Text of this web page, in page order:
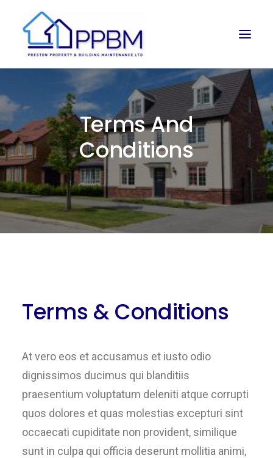
Terms And
Conditions
Terms & Conditions
At vero eos et accusamus et iusto odio
dignissimos ducimus qui blanditiis
praesentium voluptatum deleniti atque corrupti
quos dolores et quas molestias excepturi sint
occaecati cupiditate non provident, similique
sunt in culpa qui officia deserunt mollitia animi,